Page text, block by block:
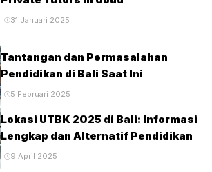
31 Januari 2025
Tantangan dan Permasalahan
Pendidikan di Bali Saat Ini
5 Februari 2025
Lokasi UTBK 2025 di Bali: Informasi
Lengkap dan Alternatif Pendidikan
9 April 2025